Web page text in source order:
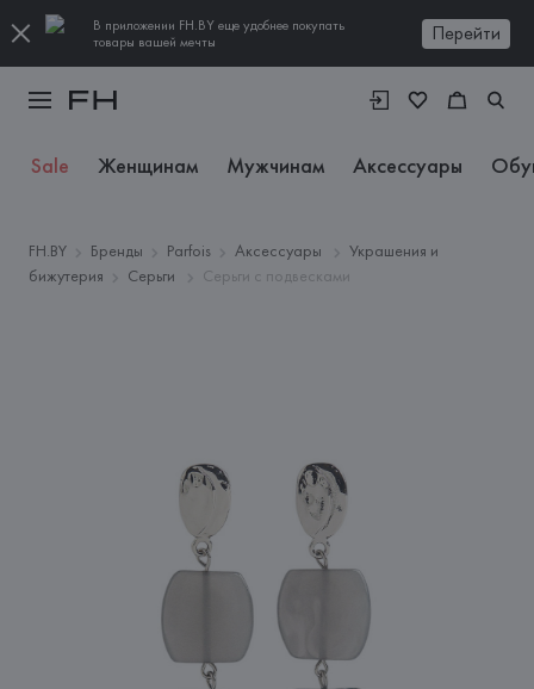
В приложении FH.BY еще удобнее покупать
товары вашей мечты
Перейти
Sale Женщинам Мужчинам Аксессуары
FH.BY Бренды Parfois Аксессуары
Украшения и
бижутерия
Серьги Серьги с подвесками